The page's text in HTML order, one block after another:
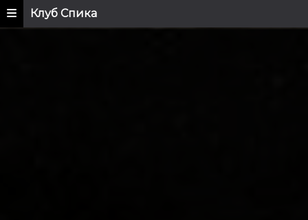
Клуб Спика